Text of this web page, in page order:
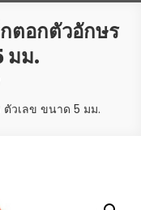
ตอกตัวอักษร
มม.
วเลข ขนาด 5 มม.